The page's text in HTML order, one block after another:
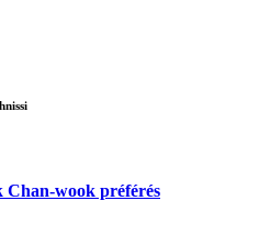
Chan-wook préférés